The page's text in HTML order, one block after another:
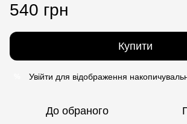
540 грн
Купити
Увійти для відображення
До обраного